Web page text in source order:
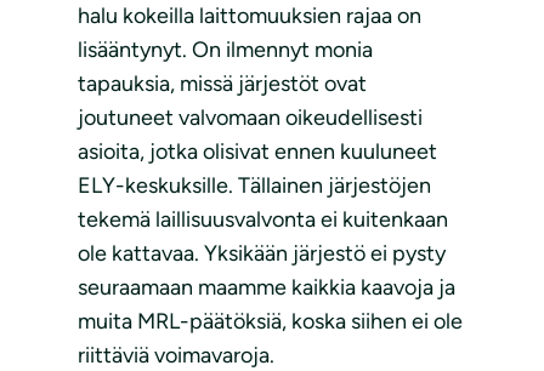
halu kokeilla laittomuuksien rajaa on
lisääntynyt. On ilmennyt monia
tapauksia, missä järjestöt ovat
joutuneet valvomaan oikeudellisesti
asioita, jotka olisivat ennen kuuluneet
ELY-keskuksille. Tällainen järjestöjen
tekemä laillisuusvalvonta ei kuitenkaan
ole kattavaa. Yksikään järjestö ei pysty
seuraamaan maamme kaikkia kaavoja ja
muita MRL-päätöksiä, koska siihen ei ole
riittäviä voimavaroja.